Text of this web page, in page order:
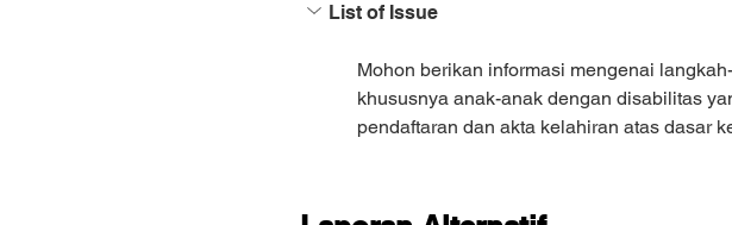
List of Issue
Mohon berikan informasi mengenai
khususnya anak-anak dengan disabilitas
pendaftaran dan akta kelahiran atas dasar